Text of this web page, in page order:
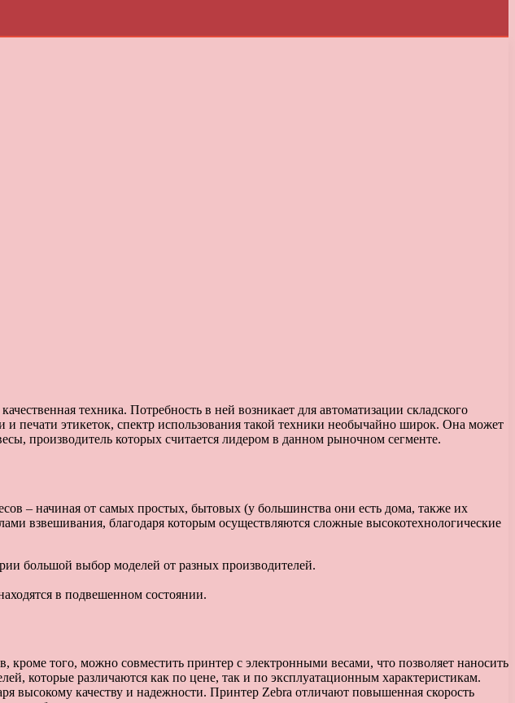
техника. Потребность в ней возникает для автоматизации складского
печати этикеток, спектр использования такой техники необычайно широк. Она может
производитель которых считается лидером в данном рыночном сегменте.
– начиная от самых простых, бытовых (у большинства они есть дома, также их
взвешивания, благодаря которым осуществляются сложные высокотехнологические
большой выбор моделей от разных производителей.
в подвешенном состоянии.
того, можно совместить принтер с электронными весами, что позволяет наносить
которые различаются как по цене, так и по эксплуатационным характеристикам.
высокому качеству и надежности. Принтер Zebra отличают повышенная скорость